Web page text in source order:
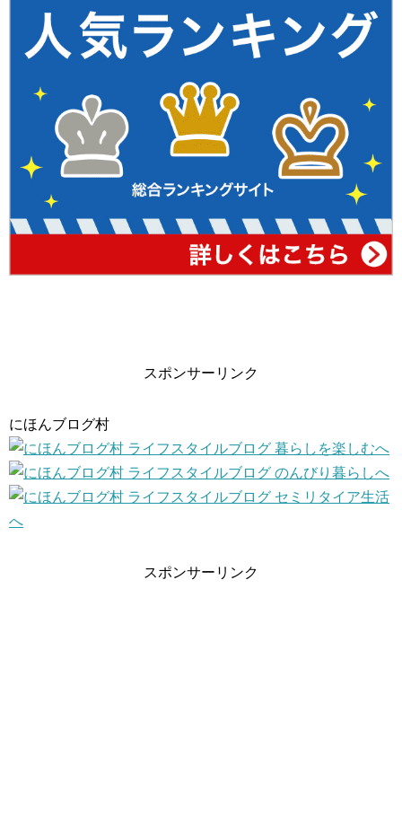
スポンサーリンク
にほんブログ村
スポンサーリンク